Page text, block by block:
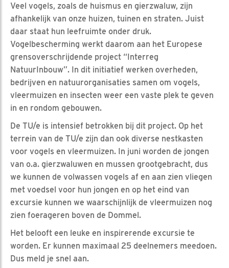
Veel vogels, zoals de huismus en gierzwaluw, zijn
afhankelijk van onze huizen, tuinen en straten. Juist
daar staat hun leefruimte onder druk.
Vogelbescherming werkt daarom aan het Europese
grensoverschrijdende project “Interreg
NatuurInbouw”. In dit initiatief werken overheden,
bedrijven en natuurorganisaties samen om vogels,
vleermuizen en insecten weer een vaste plek te geven
in en rondom gebouwen.
De TU/e is intensief betrokken bij dit project. Op het
terrein van de TU/e zijn dan ook diverse nestkasten
voor vogels en vleermuizen. In juni worden de jongen
van o.a. gierzwaluwen en mussen grootgebracht, dus
we kunnen de volwassen vogels af en aan zien vliegen
met voedsel voor hun jongen en op het eind van
excursie kunnen we waarschijnlijk de vleermuizen nog
zien foerageren boven de Dommel.
Het belooft een leuke en inspirerende excursie te
worden. Er kunnen maximaal 25 deelnemers meedoen.
Dus meld je snel aan.